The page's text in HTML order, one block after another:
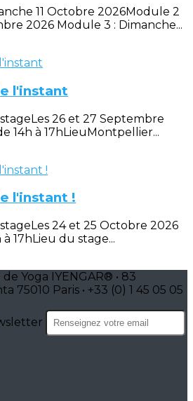
11 Octobre 2026Module 2
2026 Module 3 : Dimanche...
l'instant
26 et 27 Septembre
14h à 17hLieuMontpellier...
l'instant !
24 et 25 Octobre 2026
17hLieu du stage...
Yoga IYENGAR® • 83
75010 Paris • +33 (0) 1 45 05 05